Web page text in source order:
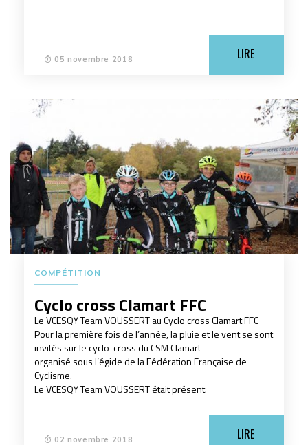
05 novembre 2018 LIRE
COMPÉTITION
Cyclo cross Clamart FFC
Le VCESQY Team VOUSSERT au Cyclo cross Clamart FFC
Pour la première fois de l’année, la pluie et le vent se sont
invités sur le cyclo-cross du CSM Clamart
organisé sous l’égide de la Fédération Française de
Cyclisme.
Le VCESQY Team VOUSSERT était présent.
02 novembre 2018 LIRE